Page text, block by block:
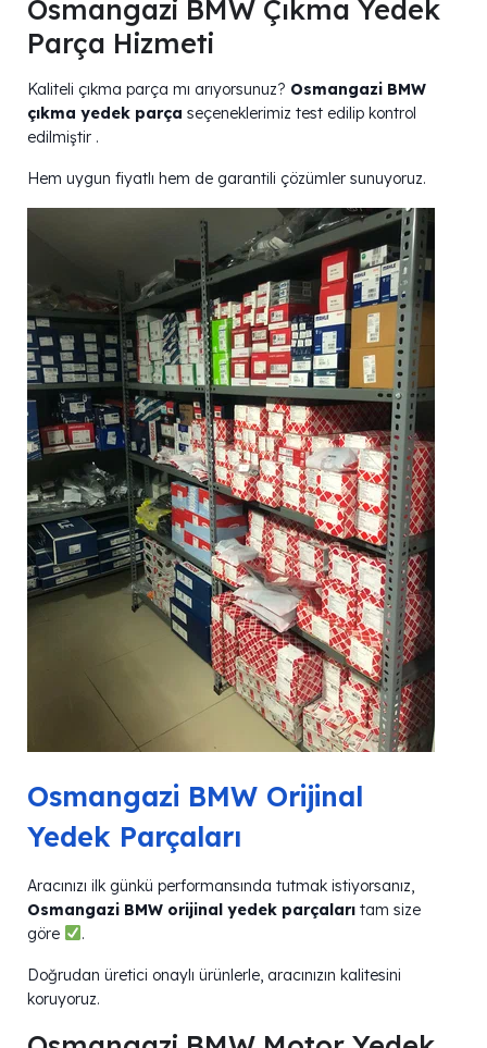
Osmangazi BMW Çıkma Yedek
Parça Hizmeti
Kaliteli çıkma parça mı arıyorsunuz? Osmangazi BMW
çıkma yedek parça seçeneklerimiz test edilip kontrol
edilmiştir .
Hem uygun fiyatlı hem de garantili çözümler sunuyoruz.
Osmangazi BMW Orijinal
Yedek Parçaları
Aracınızı ilk günkü performansında tutmak istiyorsanız,
Osmangazi BMW orijinal yedek parçaları tam size
göre
.
Doğrudan üretici onaylı ürünlerle, aracınızın kalitesini
koruyoruz.